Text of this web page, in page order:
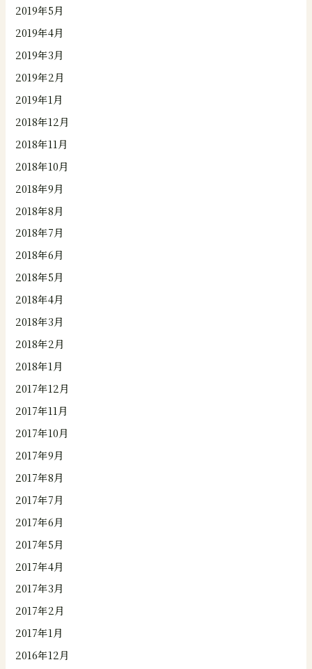
2019年5月
2019年4月
2019年3月
2019年2月
2019年1月
2018年12月
2018年11月
2018年10月
2018年9月
2018年8月
2018年7月
2018年6月
2018年5月
2018年4月
2018年3月
2018年2月
2018年1月
2017年12月
2017年11月
2017年10月
2017年9月
2017年8月
2017年7月
2017年6月
2017年5月
2017年4月
2017年3月
2017年2月
2017年1月
2016年12月